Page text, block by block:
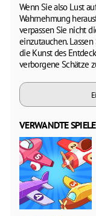
Wenn Sie also Lust
Wahrnehmung
verpassen Sie nicht
einzutauchen.
die Kunst des
verborgene Schätze
VERWANDTE SPIELE